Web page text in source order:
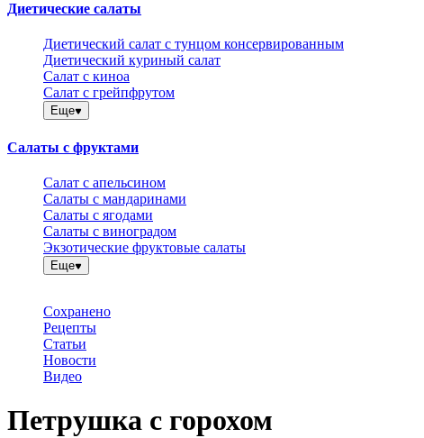
Диетические салаты
Диетический салат с тунцом консервированным
Диетический куриный салат
Салат с киноа
Салат с грейпфрутом
Еще
Салаты с фруктами
Салат с апельсином
Салаты с мандаринами
Салаты с ягодами
Салаты с виноградом
Экзотические фруктовые салаты
Еще
Сохранено
Рецепты
Статьи
Новости
Видео
Петрушка с горохом